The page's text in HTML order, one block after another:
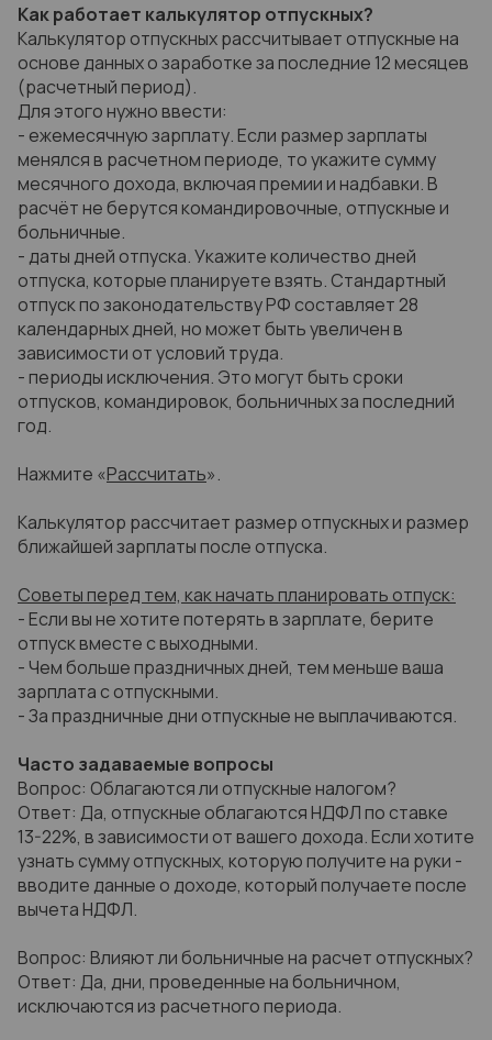
Как работает калькулятор отпускных?
Калькулятор отпускных рассчитывает отпускные на
основе данных о заработке за последние 12 месяцев
(расчетный период).
Для этого нужно ввести:
- ежемесячную зарплату. Если размер зарплаты
менялся в расчетном периоде, то укажите сумму
месячного дохода, включая премии и надбавки. В
расчёт не берутся командировочные, отпускные и
больничные.
- даты дней отпуска. Укажите количество дней
отпуска, которые планируете взять. Стандартный
отпуск по законодательству РФ составляет 28
календарных дней, но может быть увеличен в
зависимости от условий труда.
- периоды исключения. Это могут быть сроки
отпусков, командировок, больничных за последний
год.
Нажмите «Рассчитать».
Калькулятор рассчитает размер отпускных и размер
ближайшей зарплаты после отпуска.
Советы перед тем, как начать планировать отпуск:
- Если вы не хотите потерять в зарплате, берите
отпуск вместе с выходными.
- Чем больше праздничных дней, тем меньше ваша
зарплата с отпускными.
- За праздничные дни отпускные не выплачиваются.
Часто задаваемые вопросы
Вопрос: Облагаются ли отпускные налогом?
Ответ: Да, отпускные облагаются НДФЛ по ставке
13-22%, в зависимости от вашего дохода. Если хотите
узнать сумму отпускных, которую получите на руки -
вводите данные о доходе, который получаете после
вычета НДФЛ.
Вопрос: Влияют ли больничные на расчет отпускных?
Ответ: Да, дни, проведенные на больничном,
исключаются из расчетного периода.